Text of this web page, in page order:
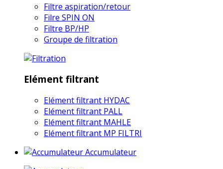
Filtre aspiration/retour
Filre SPIN ON
Filtre BP/HP
Groupe de filtration
Elément filtrant
Elément filtrant HYDAC
Elément filtrant PALL
Elément filtrant MAHLE
Elément filtrant MP FILTRI
Accumulateur